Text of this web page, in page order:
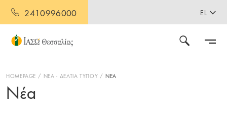
2410996000 EL
HOMEPAGE ΝΕΑ - ΔΕΛΤΙΑ ΤΥΠΟΥ ΝΕΑ
Νέα